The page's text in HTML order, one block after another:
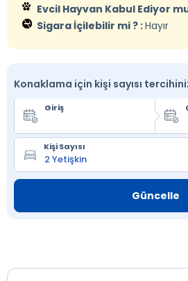
Evcil Hayvan Kabul Ediyor
Sigara İçilebilir mi ? :Hayır
Konaklama için kişi sayısı
Giriş
Kişi Sayısı
Güncelle